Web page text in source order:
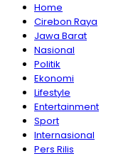
Home
Cirebon Raya
Jawa Barat
Nasional
Politik
Ekonomi
Lifestyle
Entertainment
Sport
Internasional
Pers Rilis